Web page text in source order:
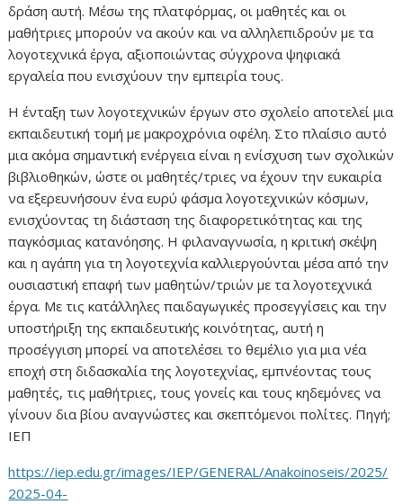
δράση αυτή. Μέσω της πλατφόρμας, οι μαθητές και οι
μαθήτριες μπορούν να ακούν και να αλληλεπιδρούν με τα
λογοτεχνικά έργα, αξιοποιώντας σύγχρονα ψηφιακά
εργαλεία που ενισχύουν την εμπειρία τους.
Η ένταξη των λογοτεχνικών έργων στο σχολείο αποτελεί μια
εκπαιδευτική τομή με μακροχρόνια οφέλη. Στο πλαίσιο αυτό
μια ακόμα σημαντική ενέργεια είναι η ενίσχυση των σχολικών
βιβλιοθηκών, ώστε οι μαθητές/τριες να έχουν την ευκαιρία
να εξερευνήσουν ένα ευρύ φάσμα λογοτεχνικών κόσμων,
ενισχύοντας τη διάσταση της διαφορετικότητας και της
παγκόσμιας κατανόησης. Η φιλαναγνωσία, η κριτική σκέψη
και η αγάπη για τη λογοτεχνία καλλιεργούνται μέσα από την
ουσιαστική επαφή των μαθητών/τριών με τα λογοτεχνικά
έργα. Με τις κατάλληλες παιδαγωγικές προσεγγίσεις και την
υποστήριξη της εκπαιδευτικής κοινότητας, αυτή η
προσέγγιση μπορεί να αποτελέσει το θεμέλιο για μια νέα
εποχή στη διδασκαλία της λογοτεχνίας, εμπνέοντας τους
μαθητές, τις μαθήτριες, τους γονείς και τους κηδεμόνες να
γίνουν δια βίου αναγνώστες και σκεπτόμενοι πολίτες. Πηγή;
ΙΕΠ
https://iep.edu.gr/images/IEP/GENERAL/Anakoinoseis/2025/
2025-04-